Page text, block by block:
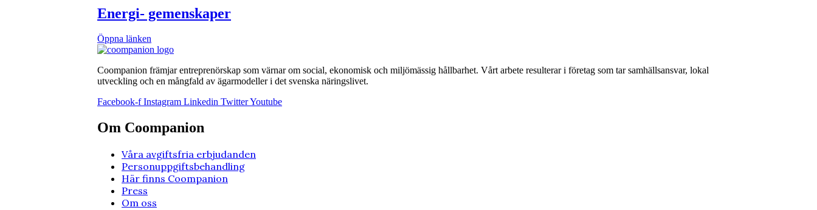
Energi- gemenskaper
Öppna länken
Coompanion främjar entreprenörskap som värnar om social, ekonomisk och miljömässig hållbarhet. Vårt arbete resulterar i företag som tar samhällsansvar, lokal
utveckling och en mångfald av ägarmodeller i det svenska näringslivet.
Facebook-f Instagram Linkedin TwitterYoutube
Om Coompanion
Våra avgiftsfria erbjudanden
Personuppgiftsbehandling
Här finns Coompanion
Press
Om oss